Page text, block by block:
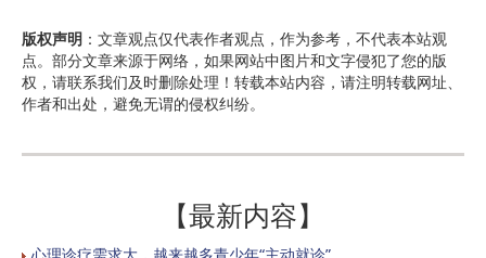
版权声明 ：文章观点仅代表作者观点，作为参考，不代表本站观
点。部分文章来源于网络，如果网站中图片和文字侵犯了您的版
权，请联系我们及时删除处理！转载本站内容，请注明转载网址、
作者和出处，避免无谓的侵权纠纷。
【最新内容】